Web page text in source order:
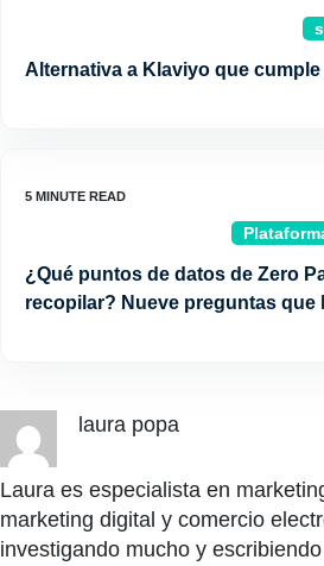
Alternativa a Klaviyo que cumple
¿Qué puntos de datos de Zero
recopilar? Nueve preguntas que
laura popa
Laura es especialista en
marketing digital y comercio
investigando mucho y